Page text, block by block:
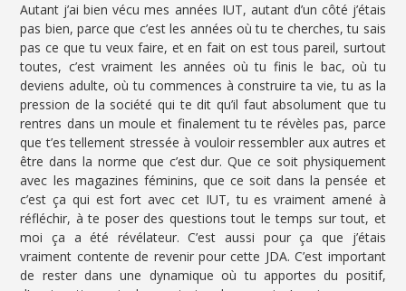
Autant j’ai bien vécu mes années IUT, autant d’un côté j’étais
pas bien, parce que c’est les années où tu te cherches, tu sais
pas ce que tu veux faire, et en fait on est tous pareil, surtout
toutes, c’est vraiment les années où tu finis le bac, où tu
deviens adulte, où tu commences à construire ta vie, tu as la
pression de la société qui te dit qu’il faut absolument que tu
rentres dans un moule et finalement tu te révèles pas, parce
que t’es tellement stressée à vouloir ressembler aux autres et
être dans la norme que c’est dur. Que ce soit physiquement
avec les magazines féminins, que ce soit dans la pensée et
c’est ça qui est fort avec cet IUT, tu es vraiment amené à
réfléchir, à te poser des questions tout le temps sur tout, et
moi ça a été révélateur. C’est aussi pour ça que j’étais
vraiment contente de revenir pour cette JDA. C’est important
de rester dans une dynamique où tu apportes du positif,